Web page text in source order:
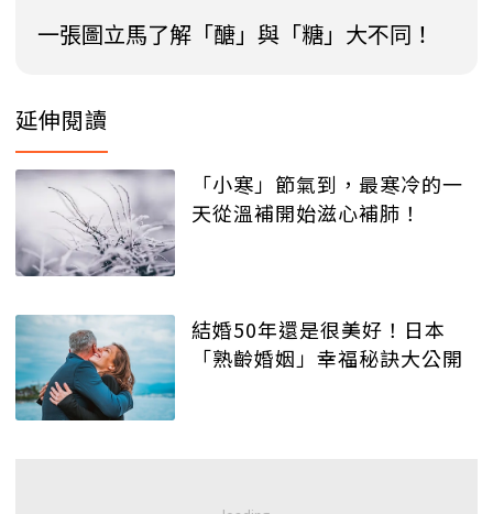
一張圖立馬了解「醣」與「糖」大不同！
延伸閱讀
「小寒」節氣到，最寒冷的一
天從溫補開始滋心補肺！
結婚50年還是很美好！日本
「熟齡婚姻」幸福秘訣大公開